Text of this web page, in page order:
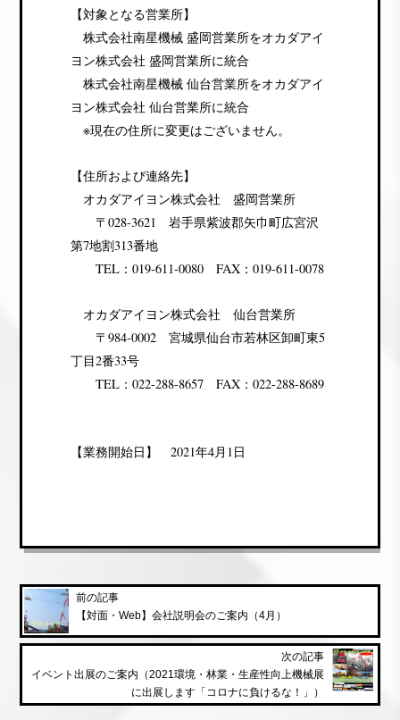
【対象となる営業所】
株式会社南星機械 盛岡営業所をオカダアイ
ヨン株式会社 盛岡営業所に統合
株式会社南星機械 仙台営業所をオカダアイ
ヨン株式会社 仙台営業所に統合
※現在の住所に変更はございません。
【住所および連絡先】
オカダアイヨン株式会社 盛岡営業所
〒028-3621 岩手県紫波郡矢巾町広宮沢
第7地割313番地
TEL：019-611-0080 FAX：019-611-0078
オカダアイヨン株式会社 仙台営業所
〒984-0002 宮城県仙台市若林区卸町東5
丁目2番33号
TEL：022-288-8657 FAX：022-288-8689
【業務開始日】 2021年4月1日
前の記事
【対面・Web】会社説明会のご案内（4月）
次の記事
イベント出展のご案内（2021環境・林業・生産性向上機械展
に出展します「コロナに負けるな！」）